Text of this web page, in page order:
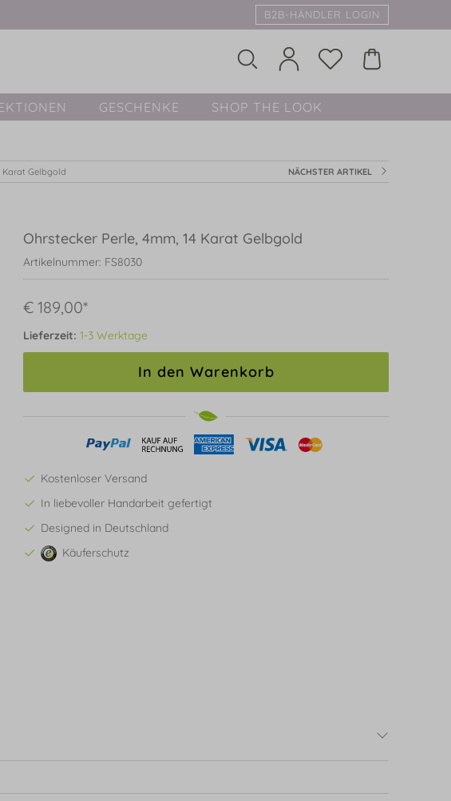
B2B-HÄNDLER LOGIN
GESCHENKE SHOP THE LOOK
Karat Gelbgold NÄCHSTER ARTIKEL
Ohrstecker Perle, 4mm, 14 Karat Gelbgold
Artikelnummer: FS8030
€ 189,00*
Lieferzeit: 1-3 Werktage
In den Warenkorb
Kostenloser Versand
In liebevoller Handarbeit gefertigt
Designed in Deutschland
Käuferschutz